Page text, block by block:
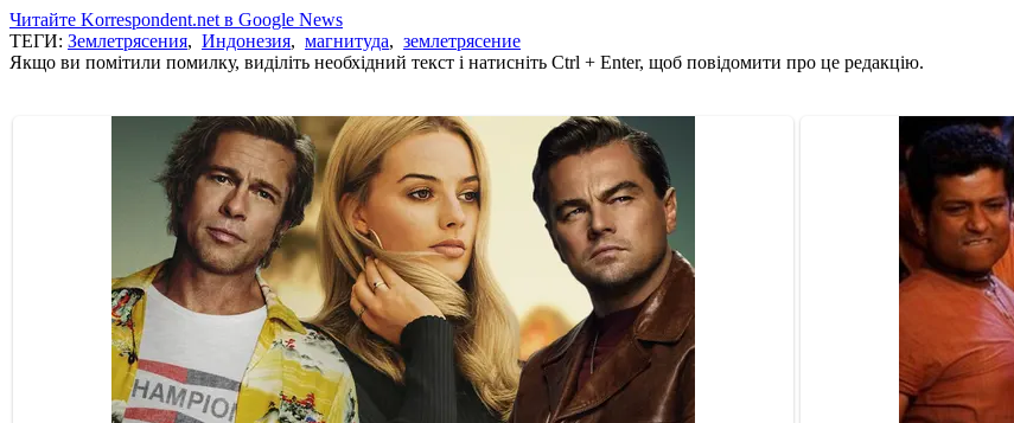
Читайте Korrespondent.net в Google News
ТЕГИ: Землетрясения, Индонезия, магнитуда, землетрясение
Якщо ви помітили помилку, виділіть необхідний текст і натисніть Ctrl + Enter, щоб повідомити про це редакцію.